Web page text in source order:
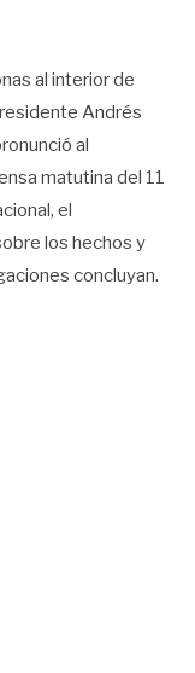
al interior de
Andrés
al
matutina del 11
el
los hechos y
concluyan.